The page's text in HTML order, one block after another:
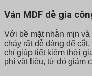
Ván MDF dễ gia
Với bề mặt nhẵn mịn
cháy rất dễ dàng để
chỉ giúp tiết kiệm thời
phí vật liệu, từ đó giảm